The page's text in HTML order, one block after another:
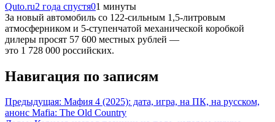
Quto.ru2 года спустя01 минуты
За новый автомобиль со 122-сильным 1,5-литровым
атмосферником и 5-ступенчатой механической коробкой
дилеры просят 57 600 местных рублей —
это 1 728 000 российских.
Навигация по записям
Предыдущая: Мафия 4 (2025): дата, игра, на ПК, на русском,
анонс Mafia: The Old Country